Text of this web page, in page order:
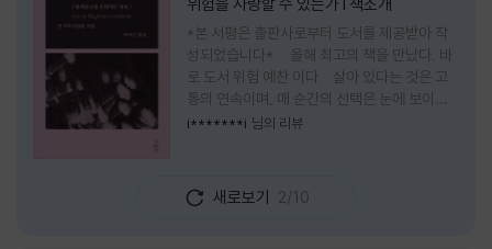
*본 서평은 출판사로부터 도서를 제공받아 작
성되었습니다* 올해 최고의 책을 만났다. 바
로 도서 위험 예찬 이다. 살아 있다는 것은 고
통의 연속이며, 매 순간의 선택은 눈에 보이지
않는 위험을 감수해야 한다는 것을 의미한다.
도전하고 미지의 세계로 발을 내딛기란 결코 쉬
운 일이 아니다. 그러나 이 책을 읽다 보면 그 마
i*******i 님의 리뷰
새로보기 2/10